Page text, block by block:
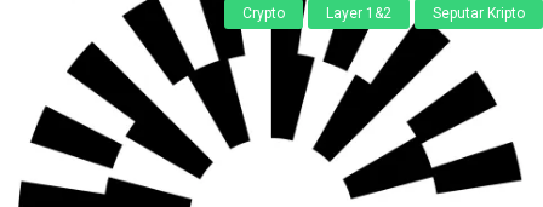
Crypto Layer 1&2 Seputar Kripto